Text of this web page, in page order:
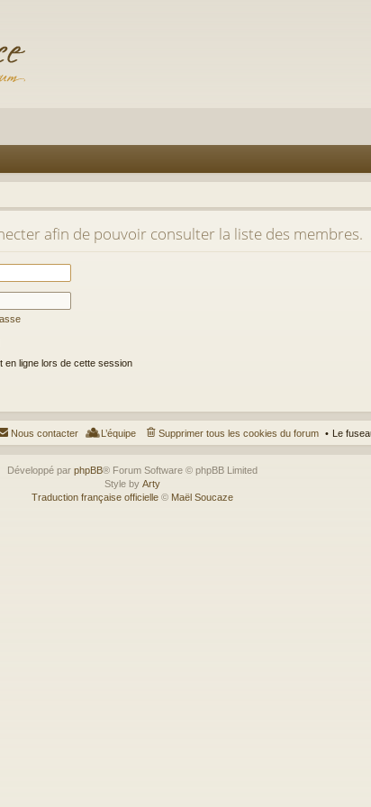
afin de pouvoir consulter la liste des membres.
en ligne lors de cette session
Le
Supprimer tous les cookies du forum
L’équipe
Nous contacter
Développé par phpBB® Forum Software © phpBB Limited
Style by Arty
Traduction française officielle © Maël Soucaze